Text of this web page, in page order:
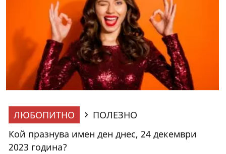
ЛЮБОПИТНО
ПОЛЕЗНО
Кой празнува имен ден днес, 24 декември
2023 година?